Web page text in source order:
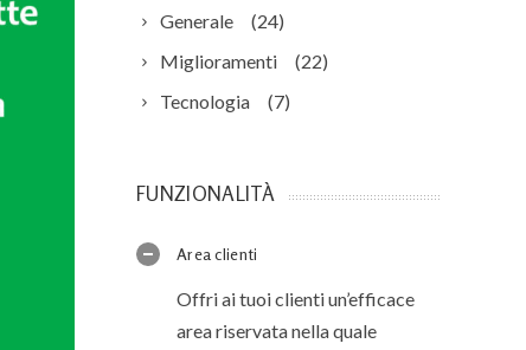
Generale
(24)
Miglioramenti
(22)
Tecnologia
(7)
FUNZIONALITÀ
Area clienti
Offri ai tuoi clienti un’efficace
area riservata nella quale